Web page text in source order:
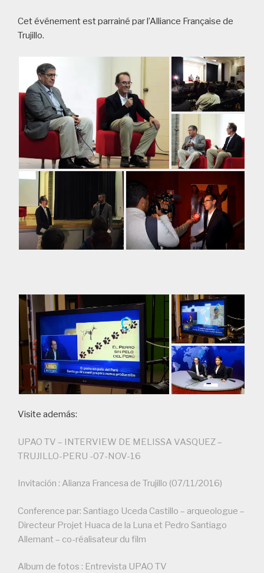
Cet événement est parrainé par l’Alliance Française de
Trujillo.
Visite además:
UPAO TV – INTERVIEW DE MELISSA VASQUEZ –
TRUJILLO-PERU -07-NOV-16
Invitación : Alianza Francesa de Trujillo (07/11/2016)
Conference par: Santiago Uceda Castillo – arqueologue –
Directeur Projet Huaca de la Luna et Pedro Santiago
Allemant – co-réalisateur du film
Album de fotos : Entrevista UPAO TV